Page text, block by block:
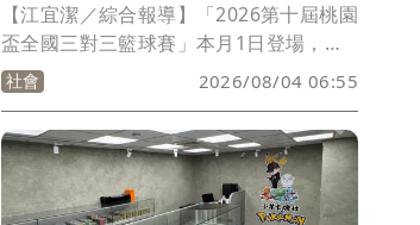
【江宜潔／綜合報導】「2026第十屆桃園
盃全國三對三籃球賽」本月1日登場，今
年賽事宣稱吸引超過2000隊、近8000名
選手報名參加，且甚至重磅邀請NBA球星
親臨現場，規模相當盛大；怎料，如今卻
傳出有不少隊伍因等不到對手而晉級，結
果竟揪出名單中有大量AI生成「幽靈
隊」，疑似廠商領500萬元標案、灌水製
社會 2026/08/04 06:55